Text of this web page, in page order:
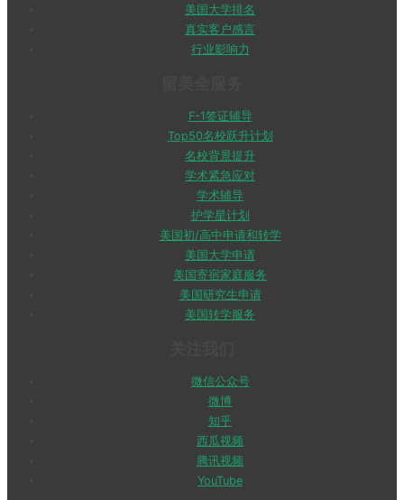
美国大学排名
真实客户感言
行业影响力
F-1签证辅导
Top50名校跃升计划
名校背景提升
学术紧急应对
学术辅导
护学星计划
美国初/高中申请和转学
美国大学申请
美国寄宿家庭服务
美国研究生申请
美国转学服务
微信公众号
微博
知乎
西瓜视频
腾讯视频
YouTube